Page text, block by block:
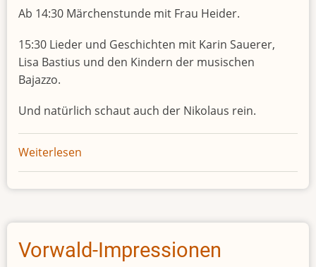
Ab 14:30 Märchenstunde mit Frau Heider.
15:30 Lieder und Geschichten mit Karin Sauerer,
Lisa Bastius und den Kindern der musischen
Bajazzo.
Und natürlich schaut auch der Nikolaus rein.
Weiterlesen
Adventscafé
Vorwald-Impressionen